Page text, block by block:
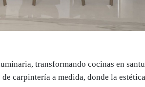
transformando cocinas en
carpintería a medida, donde la